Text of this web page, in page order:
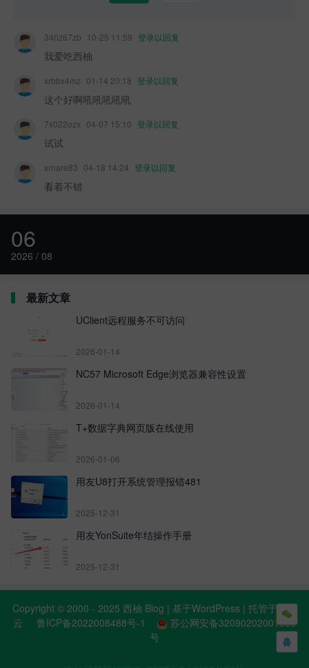
340z67zb 10-25 11:59 登录以回复
我爱吃西柚
xrbbx4mz 01-14 20:18 登录以回复
这个好啊吼吼吼吼吼
7x022ozx 04-07 15:10 登录以回复
试试
xrnare83 04-18 14:24 登录以回复
看着不错
06
2026 / 08
最新文章
UClient远程服务不可访问
2026-01-14
NC57 Microsoft Edge浏览器兼容性设置
2026-01-14
T+数据字典网页版在线使用
2026-01-06
用友U8打开系统管理报错481
2025-12-31
用友YonSuite年结操作手册
2025-12-31


Copyright © 2000 - 2025 西柚 Blog | 基于WordPress | 托管于阿里
云
鲁ICP备2022008488号-1
苏公网安备32090202001398
号